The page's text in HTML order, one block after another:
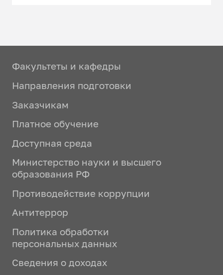
Факультеты и кафедры
Направления подготовки
Заказчикам
Платное обучение
Доступная среда
Министерство науки и высшего
образования РФ
Противодействие коррупции
Антитеррор
Политика обработки
персональных данных
Сведения о доходах